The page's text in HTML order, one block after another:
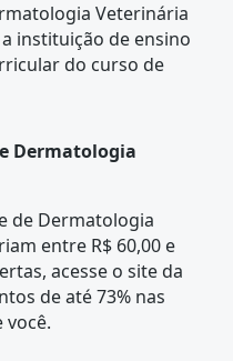
Veterinária
instituição de ensino
do curso de
Dermatologia
de Dermatologia
entre R$ 60,00 e
acesse o site da
de até 73% nas
você.